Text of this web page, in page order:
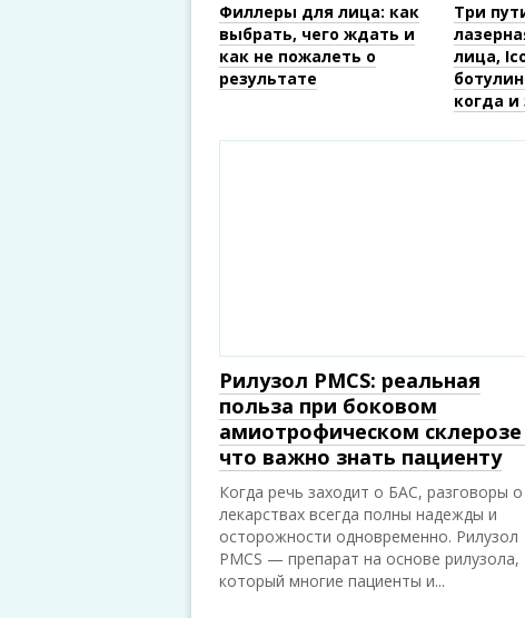
Филлеры для лица: как
выбрать, чего ждать и
как не пожалеть о
результате
Три
лица,
когда и
Рилузол PMCS: реальная
польза при боковом
амиотрофическом
что важно знать пациенту
Когда речь заходит о БАС, разговоры о
лекарствах всегда полны надежды и
осторожности одновременно. Рилузол
PMCS — препарат на основе рилузола,
который многие пациенты и...